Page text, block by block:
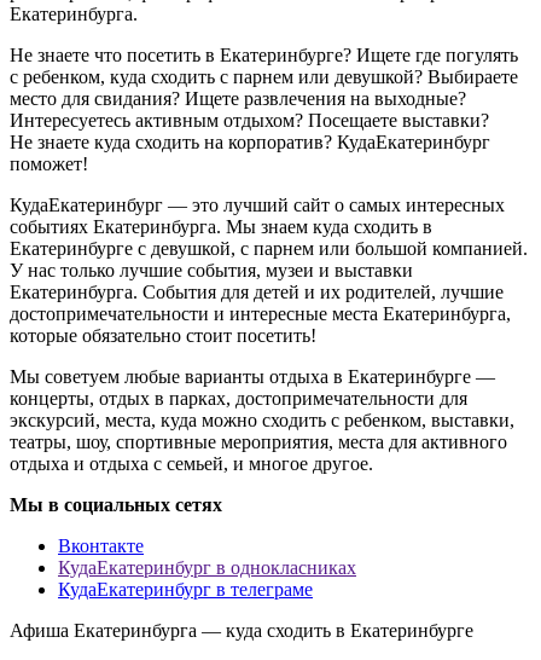
Екатеринбурга.
Не знаете что посетить в Екатеринбурге? Ищете где погулять
с ребенком, куда сходить с парнем или девушкой? Выбираете
место для свидания? Ищете развлечения на выходные?
Интересуетесь активным отдыхом? Посещаете выставки?
Не знаете куда сходить на корпоратив? КудаЕкатеринбург
поможет!
КудаЕкатеринбург — это лучший сайт о самых интересных
событиях Екатеринбурга. Мы знаем куда сходить в
Екатеринбурге с девушкой, с парнем или большой компанией.
У нас только лучшие события, музеи и выставки
Екатеринбурга. События для детей и их родителей, лучшие
достопримечательности и интересные места Екатеринбурга,
которые обязательно стоит посетить!
Мы советуем любые варианты отдыха в Екатеринбурге —
концерты, отдых в парках, достопримечательности для
экскурсий, места, куда можно сходить с ребенком, выставки,
театры, шоу, спортивные мероприятия, места для активного
отдыха и отдыха с семьей, и многое другое.
Мы в социальных сетях
Вконтакте
КудаЕкатеринбург в однокласниках
КудаЕкатеринбург в телеграме
Афиша Екатеринбурга — куда сходить в Екатеринбурге